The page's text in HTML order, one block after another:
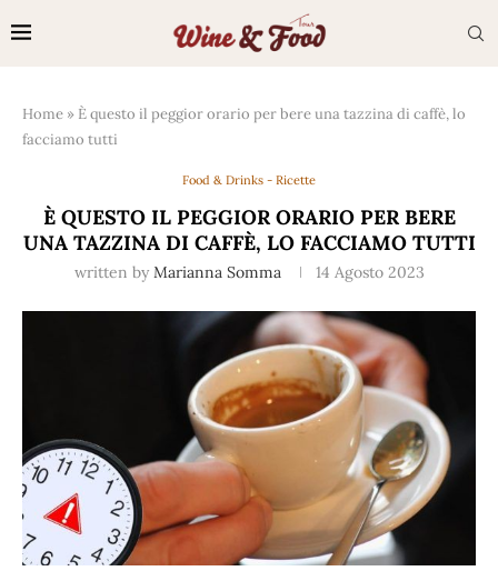
Home » È questo il peggior orario per bere una tazzina di caffè, lo
facciamo tutti
Food & Drinks - Ricette
È QUESTO IL PEGGIOR ORARIO PER BERE
UNA TAZZINA DI CAFFÈ, LO FACCIAMO TUTTI
written by Marianna Somma 14 Agosto 2023